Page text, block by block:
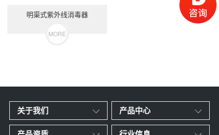
明渠式紫外线消毒器
MORE
关于我们 产品中心